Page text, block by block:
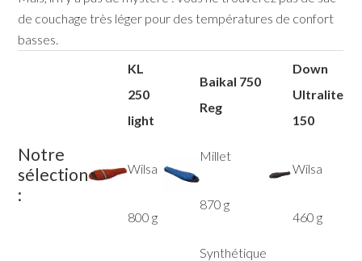
de couchage très léger pour des températures de confort
basses.
Notre
sélection
:
KL
250
light
Wilsa
800 g
Baikal 750
Reg
Millet
870 g
Synthétique
Down
Ultralite
150
Wilsa
460 g